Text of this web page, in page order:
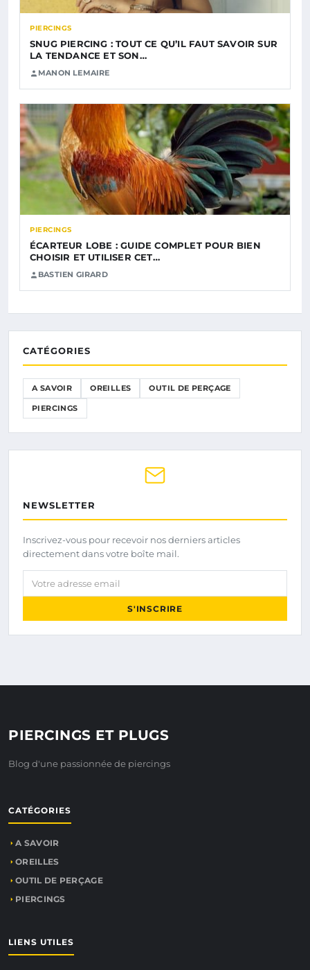
PIERCINGS
SNUG PIERCING : TOUT CE QU’IL FAUT SAVOIR SUR
LA TENDANCE ET SON…
MANON LEMAIRE
PIERCINGS
ÉCARTEUR LOBE : GUIDE COMPLET POUR BIEN
CHOISIR ET UTILISER CET…
BASTIEN GIRARD
CATÉGORIES
A SAVOIR OREILLES OUTIL DE PERÇAGE
PIERCINGS
NEWSLETTER
Inscrivez-vous pour recevoir nos derniers articles
directement dans votre boîte mail.
Votre adresse email
S'INSCRIRE
PIERCINGS ET PLUGS
Blog d'une passionnée de piercings
CATÉGORIES
A SAVOIR
OREILLES
OUTIL DE PERÇAGE
PIERCINGS
LIENS UTILES